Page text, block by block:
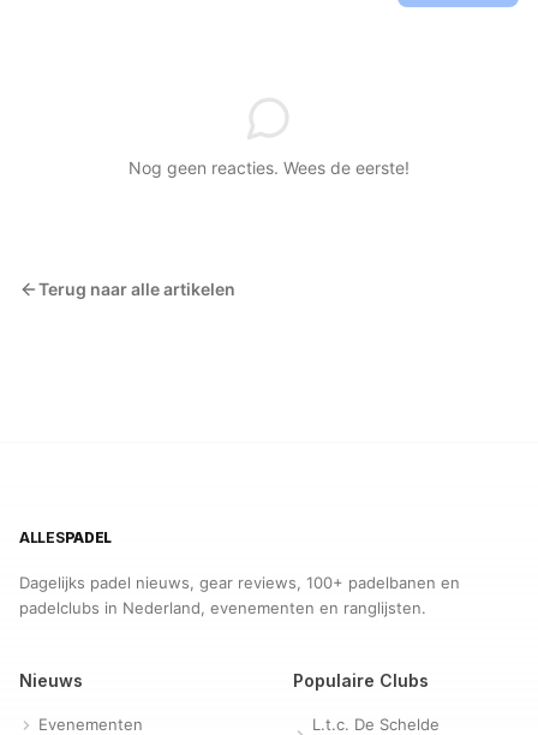
Nog geen reacties. Wees de eerste!
Terug naar alle artikelen
ALLESPADEL
Dagelijks padel nieuws, gear reviews, 100+ padelbanen en
padelclubs in Nederland, evenementen en ranglijsten.
Nieuws
Evenementen
Populaire Clubs
L.t.c. De Schelde